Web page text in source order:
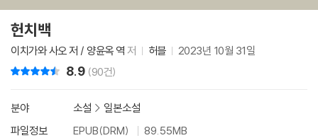
헌치백
이치가와 사오 저 / 양윤옥 역 저 허블 2023년 10월 31일
8.9 (90건)
분야 소설 > 일본소설
파일정보
EPUB(DRM)
89.55MB